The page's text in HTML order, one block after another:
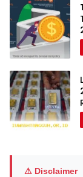
⚠ Disclaimer